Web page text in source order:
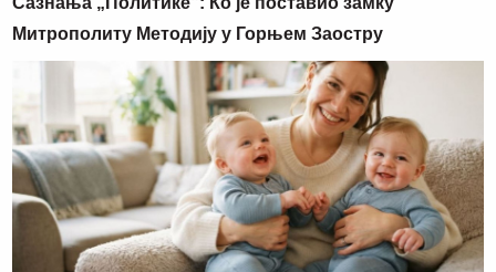
Митрополиту Методију у Горњем Заостру